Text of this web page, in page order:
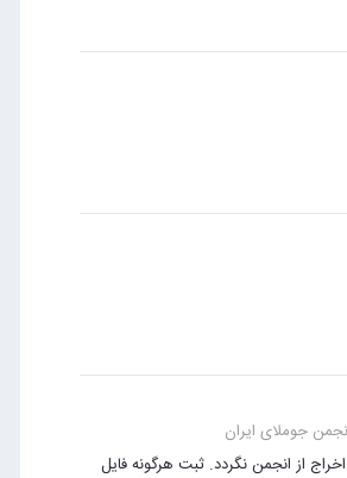
جوملای ایران
از انجمن نگردد. ثبت هرگونه فایل